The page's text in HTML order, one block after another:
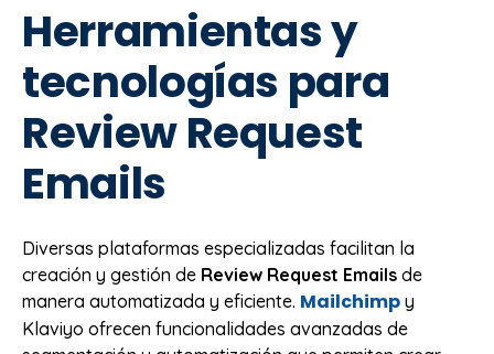
Herramientas y
tecnologías para
Review Request
Emails
Diversas plataformas especializadas facilitan la
creación y gestión de Review Request Emails de
manera automatizada y eficiente. Mailchimp y
Klaviyo ofrecen funcionalidades avanzadas de